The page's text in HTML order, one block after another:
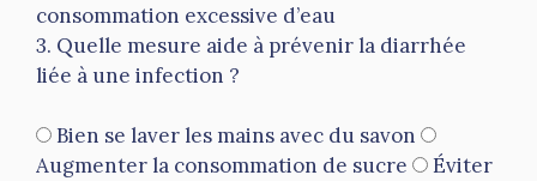
consommation excessive d’eau
3. Quelle mesure aide à prévenir la diarrhée
liée à une infection ?
Bien se laver les mains avec du savon
Augmenter la consommation de sucre